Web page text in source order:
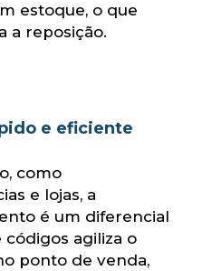
estoque, o que
a reposição.
e eficiente
como
e lojas, a
é um diferencial
agiliza o
ponto de venda,